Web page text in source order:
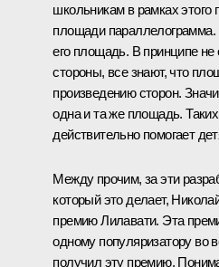
школьникам в рамках
площади параллелограмма.
его площадь. В принципе не
стороны, все знают, что
произведению сторон.
одна и та же площадь.
действительно помогает
Между прочим, за эти
который это делает,
премию Лилавати. Эта
одному популяризатору во
получил эту премию.